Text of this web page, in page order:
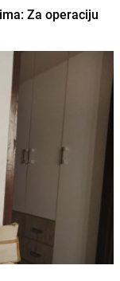
Za operaciju